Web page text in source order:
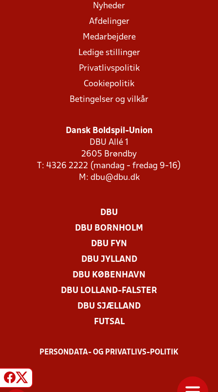
Nyheder
Afdelinger
Medarbejdere
Ledige stillinger
Privatlivspolitik
Cookiepolitik
Betingelser og vilkår
Dansk Boldspil-Union
DBU Allé 1
2605 Brøndby
T: 4326 2222 (mandag - fredag 9-16)
M: dbu@dbu.dk
DBU
DBU BORNHOLM
DBU FYN
DBU JYLLAND
DBU KØBENHAVN
DBU LOLLAND-FALSTER
DBU SJÆLLAND
FUTSAL
PERSONDATA- OG PRIVATLIVS-POLITIK